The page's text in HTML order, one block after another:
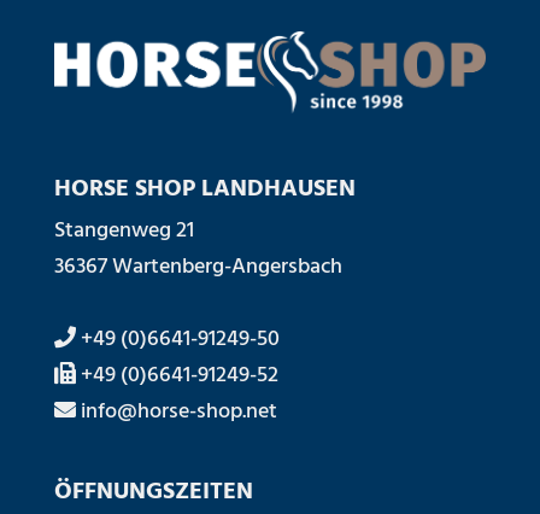
HORSE SHOP LANDHAUSEN
Stangenweg 21
36367 Wartenberg-Angersbach
+49 (0)6641-91249-50
+49 (0)6641-91249-52
info@horse-shop.net
ÖFFNUNGSZEITEN